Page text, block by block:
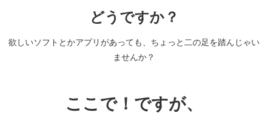
どうですか？
欲しいソフトとかアプリがあっても、ちょっと二の足を踏んじゃい
ませんか？
ここで！ですが、